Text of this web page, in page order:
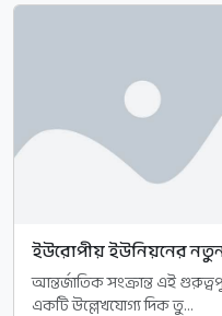
ইউরোপীয় ইউনিয়নের
আন্তর্জাতিক সংক্রান্ত এই
একটি উল্লেখযোগ্য দিক তু...